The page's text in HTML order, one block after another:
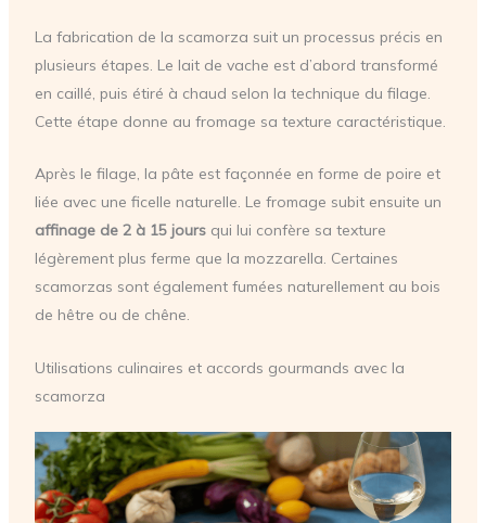
La fabrication de la scamorza suit un processus précis en
plusieurs étapes. Le lait de vache est d’abord transformé
en caillé, puis étiré à chaud selon la technique du filage.
Cette étape donne au fromage sa texture caractéristique.
Après le filage, la pâte est façonnée en forme de poire et
liée avec une ficelle naturelle. Le fromage subit ensuite un
affinage de 2 à 15 joursqui lui confère sa texture
légèrement plus ferme que la mozzarella. Certaines
scamorzas sont également fumées naturellement au bois
de hêtre ou de chêne.
Utilisations culinaires et accords gourmands avec la
scamorza